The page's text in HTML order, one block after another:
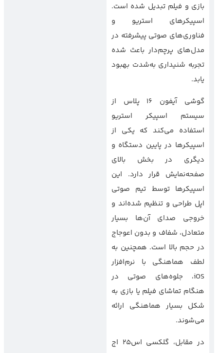
بازی و فیلم تبدیل شده است.
اسپیکرهای استریو و
فناوری‌های صوتی پیشرفته در
مدل‌های پرچم‌دار باعث شده
تجربه شنیداری به‌شدت بهبود
یابد.
گوشی آیفون 16 پلاس از
سیستم اسپیکر استریو
استفاده می‌کند که یکی از
اسپیکرها در پایین دستگاه و
دیگری در بخش بالای
صفحه‌نمایش قرار دارد. این
اسپیکرها توسط تیم صوتی
اپل طراحی و تنظیم شده‌اند و
خروجی صدای آن‌ها بسیار
متعادل، شفاف و بدون اعوجاج
در حجم بالا است. همچنین به
لطف هماهنگی با نرم‌افزار
iOS، جلوه‌های صوتی در
هنگام تماشای فیلم یا بازی به
شکل بسیار هماهنگی ارائه
می‌شوند.
در مقابل، گلکسی اس25 اج